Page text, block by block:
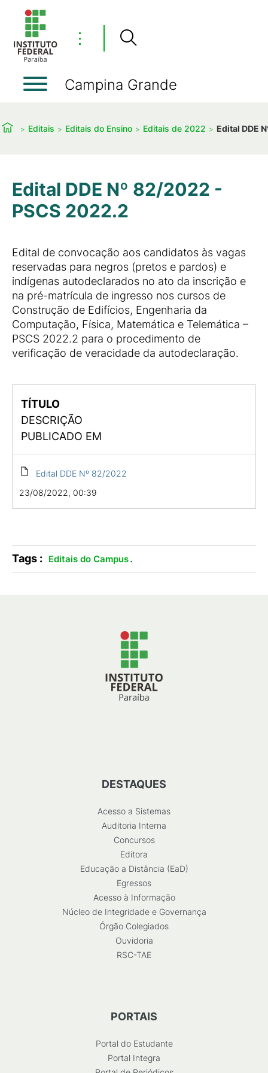
⋮
Campina Grande
Editais Editais do Ensino Editais de 2022 Edital DDE
Edital DDE Nº 82/2022 -
PSCS 2022.2
Edital de convocação aos candidatos às vagas
reservadas para negros (pretos e pardos) e
indígenas autodeclarados no ato da inscrição e
na pré-matrícula de ingresso nos cursos de
Construção de Edifícios, Engenharia da
Computação, Física, Matemática e Telemática –
PSCS 2022.2 para o procedimento de
verificação de veracidade da autodeclaração.
TÍTULO
DESCRIÇÃO
PUBLICADO EM
Edital DDE Nº 82/2022
23/08/2022, 00:39
Tags : Editais do Campus.
DESTAQUES
Acesso a Sistemas
Auditoria Interna
Concursos
Editora
Educação a Distância (EaD)
Egressos
Acesso à Informação
Núcleo de Integridade e Governança
Órgão Colegiados
Ouvidoria
RSC-TAE
PORTAIS
Portal do Estudante
Portal Integra